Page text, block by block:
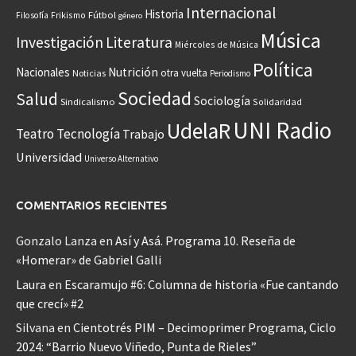
Filosofía Frikismo Fútbol género Historia Internacional
Investigación Literatura Miércoles de Música Música
Nacionales Noticias Nutrición otra vuelta Periodismo Política
Salud Sindicalismo Sociedad Sociología Solidaridad
Teatro Tecnología Trabajo UdelaRUNI Radio
Universidad Universo Alternativo
COMENTARIOS RECIENTES
Gonzalo Lanza en Así y Asá. Programa 10. Reseña de
«Homerar» de Gabriel Galli
Laura en Escaramujo #6: Columna de historia «Fue cantando
que crecí» #2
Silvana en Cientotrés PIM – Decimoprimer Programa, Ciclo
2024: “Barrio Nuevo Viñedo, Punta de Rieles”